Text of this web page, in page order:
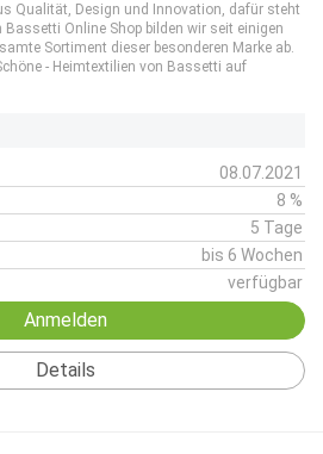
Qualität, Design und Innovation, dafür steht
Online Shop bilden wir seit einigen
Sortiment dieser besonderen Marke ab.
- Heimtextilien von Bassetti auf
08.07.2021
8 %
5 Tage
bis 6 Wochen
verfügbar
Anmelden
Details